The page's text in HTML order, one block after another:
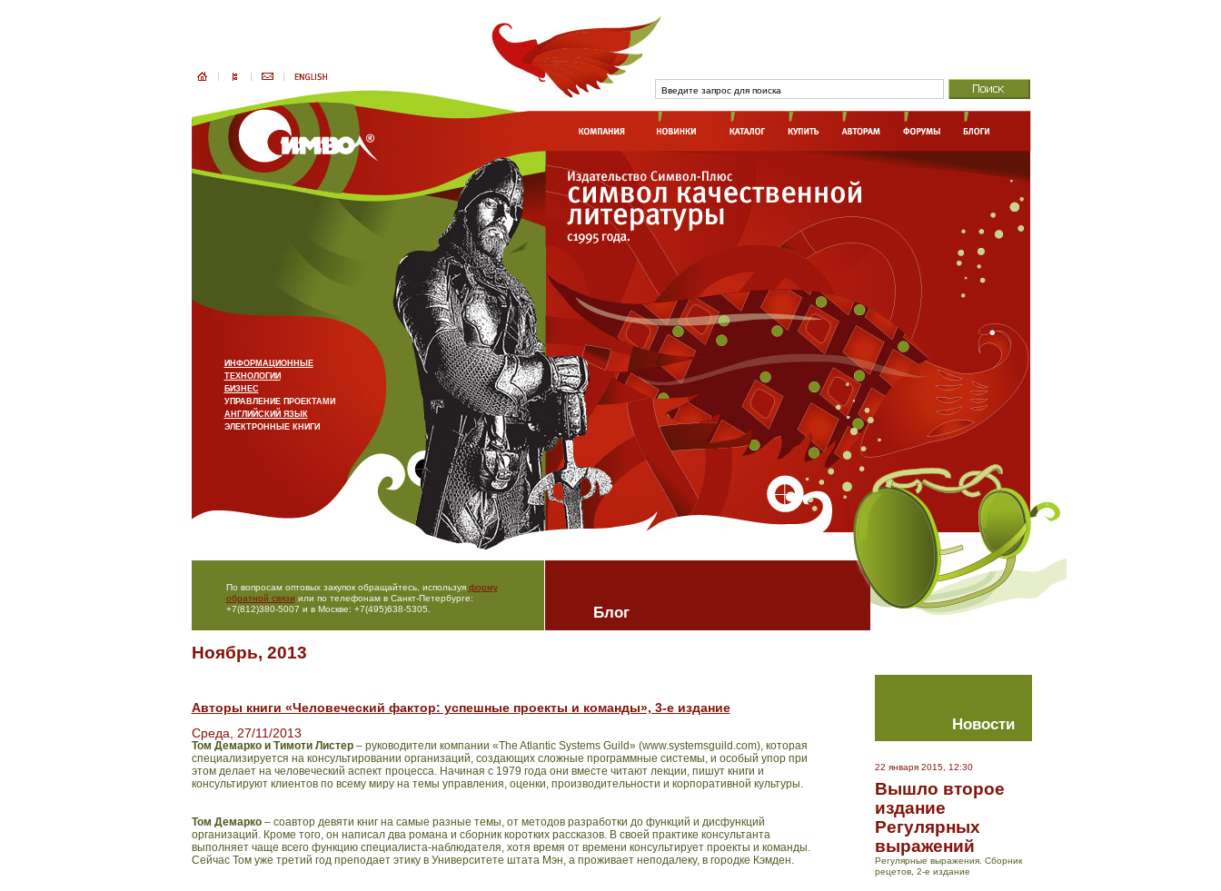
ИНФОРМАЦИОННЫЕ
ТЕХНОЛОГИИ
БИЗНЕС
УПРАВЛЕНИЕ ПРОЕКТАМИ
АНГЛИЙСКИЙ ЯЗЫК
ЭЛЕКТРОННЫЕ КНИГИ
По вопросам оптовых закупок обращайтесь, используя форму
обратной связи или по телефонам в Санкт-Петербурге:
+7(812)380-5007 и в Москве: +7(495)638-5305.
Блог
Ноябрь, 2013
Авторы книги «Человеческий фактор: успешные проекты и команды», 3-е издание
Среда, 27/11/2013
Том Демарко и Тимоти Листер– руководители компании «The Atlantic Systems Guild» (www.systemsguild.com), которая
специализируется на консультировании организаций, создающих сложные программные системы, и особый упор при
этом делает на человеческий аспект процесса. Начиная с 1979 года они вместе читают лекции, пишут книги и
консультируют клиентов по всему миру на темы управления, оценки, производительности и корпоративной культуры.
Том Демарко– соавтор девяти книг на самые разные темы, от методов разработки до функций и дисфункций
организаций. Кроме того, он написал два романа и сборник коротких рассказов. В своей практике консультанта
выполняет чаще всего функцию специалиста-наблюдателя, хотя время от времени консультирует проекты и команды.
Сейчас Том уже третий год преподает этику в Университете штата Мэн, а проживает неподалеку, в городке Кэмден.
Новости
22 января 2015, 12:30
Вышло второе
издание
Регулярных
выражений
Регулярные выражения. Сборник
рецетов, 2-е издание